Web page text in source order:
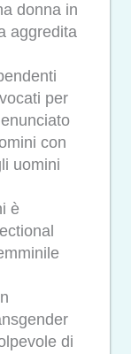
donna in
aggredita
per
con
uomini
è
di